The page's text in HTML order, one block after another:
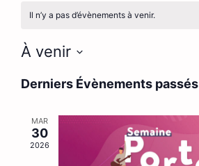
Il n’y a pas d’évènements à venir.
À venir
une
date.
Derniers Évènements passés
MAR
30
2026